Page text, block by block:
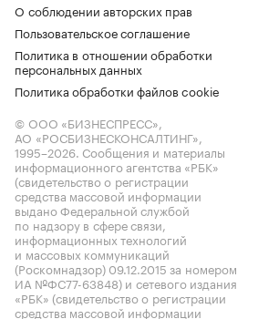
О соблюдении авторских прав
Пользовательское соглашение
Политика в отношении обработки
персональных данных
Политика обработки файлов cookie
© ООО «БИЗНЕСПРЕСС»,
АО «РОСБИЗНЕСКОНСАЛТИНГ»,
1995–2026. Сообщения и материалы
информационного агентства «РБК»
(свидетельство о регистрации
средства массовой информации
выдано Федеральной службой
по надзору в сфере связи,
информационных технологий
и массовых коммуникаций
(Роскомнадзор) 09.12.2015 за номером
ИА №ФС77-63848) и сетевого издания
«РБК» (свидетельство о регистрации
средства массовой информации